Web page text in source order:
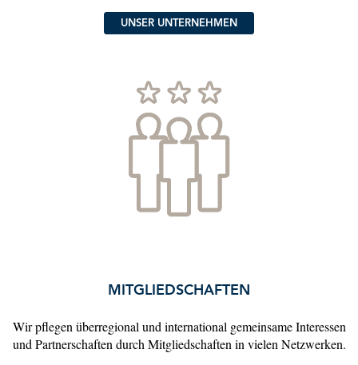
UNSER UNTERNEHMEN
MITGLIEDSCHAFTEN
Wir pflegen überregional und international gemeinsame Interessen
und Partnerschaften durch Mitgliedschaften in vielen Netzwerken.